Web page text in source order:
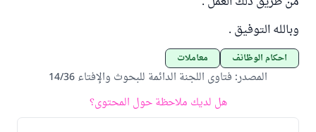
وبالله التوفيق .
أحكام الوظائف معاملات
المصدر: فتاوى اللجنة الدائمة للبحوث والإفتاء 14/36
هل لديك ملاحظة حول المحتوى؟